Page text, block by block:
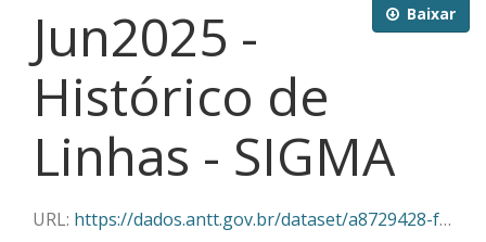
Baixar
Jun2025 -
Histórico de
Linhas - SIGMA
URL: https://dados.antt.gov.br/dataset/a8729428-f382-430c-abe5-6e5f85aa9a03/resource/6d95ba81-8d1c-41bb-a257-31b7feff11a1/download/06-2025_linhas_historico_sigma.csv